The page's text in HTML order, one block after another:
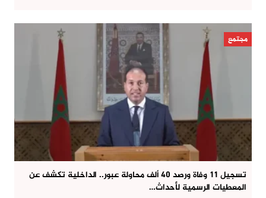
مجتمع
تسجيل 11 وفاة ورصد 40 ألف محاولة عبور.. الداخلية تكشف عن
المعطيات الرسمية لأحداث…